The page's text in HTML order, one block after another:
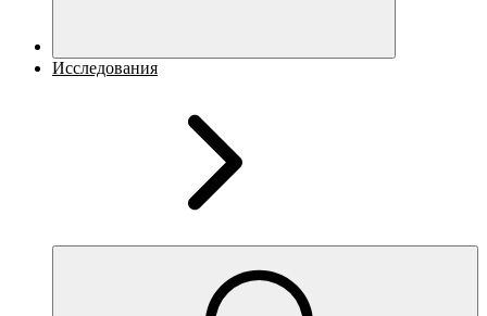
Исследования